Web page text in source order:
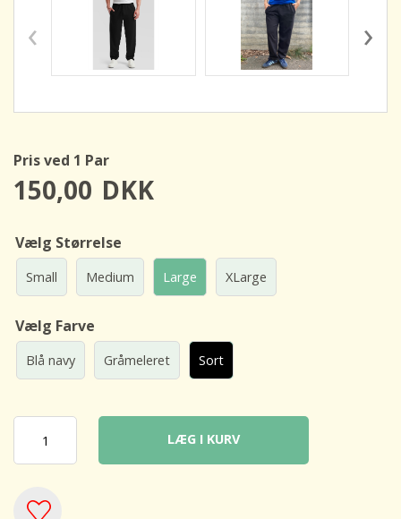
‹ ›
Pris ved 1 Par
150,00 DKK
Vælg Størrelse
Small Medium Large XLarge
Vælg Farve
Blå navy Gråmeleret Sort
LÆG I KURV